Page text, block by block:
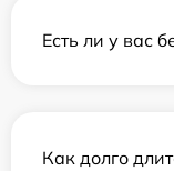
Есть ли у вас
Как долго